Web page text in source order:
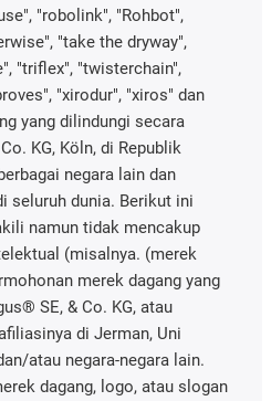
"robolink", "Rohbot",
"take the dryway",
"triflex", "twisterchain",
"xirodur", "xiros" dan
yang dilindungi secara
KG, Köln, di Republik
negara lain dan
seluruh dunia. Berikut ini
namun tidak mencakup
(misalnya. (merek
merek dagang yang
SE, & Co. KG, atau
di Jerman, Uni
atau negara-negara lain.
dagang, logo, atau slogan